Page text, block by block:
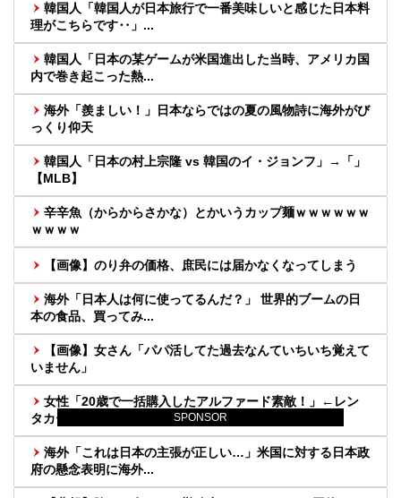
SPONSOR
韓国人「韓国人が日本旅行で一番美味しいと感じた日本料
理がこちらです‥」...
韓国人「日本の某ゲームが米国進出した当時、アメリカ国
内で巻き起こった熱...
海外「羨ましい！」日本ならではの夏の風物詩に海外がび
っくり仰天
韓国人「日本の村上宗隆 vs 韓国のイ・ジョンフ」→「」
【MLB】
辛辛魚（からからさかな）とかいうカップ麺ｗｗｗｗｗｗ
ｗｗｗｗ
【画像】のり弁の価格、庶民には届かなくなってしまう
海外「日本人は何に使ってるんだ？」 世界的ブームの日
本の食品、買ってみ...
【画像】女さん「パパ活してた過去なんていちいち覚えて
いません」
女性「20歳で一括購入したアルファード素敵！」←レン
タカーだろと批判殺...
海外「これは日本の主張が正しい…」米国に対する日本政
府の懸念表明に海外...